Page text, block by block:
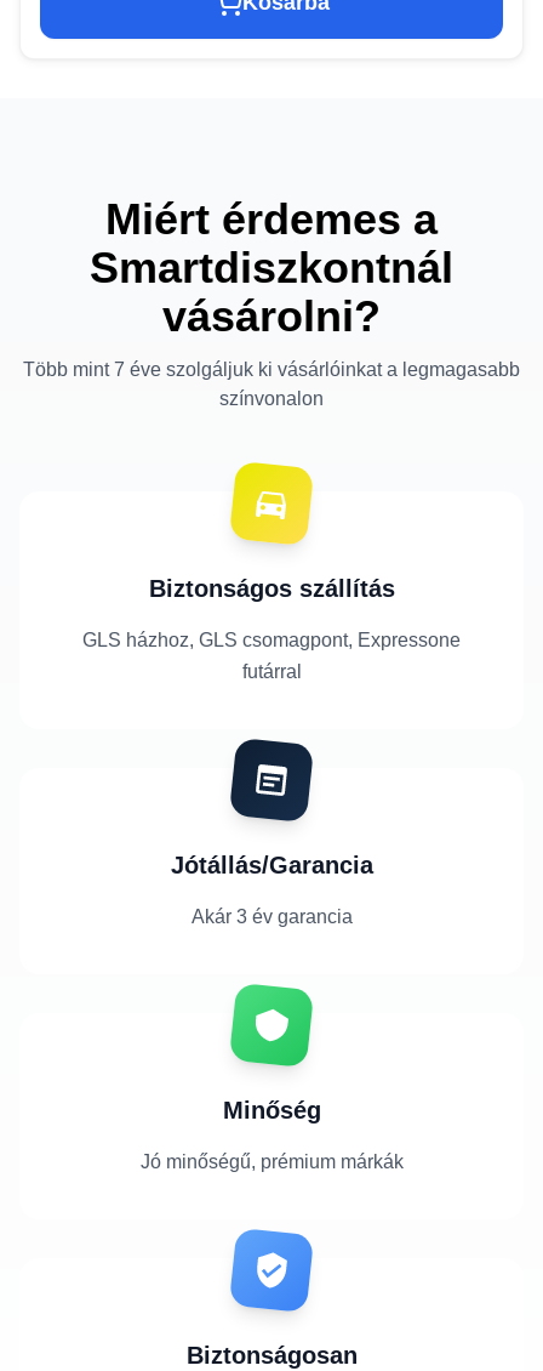
Miért érdemes a
Smartdiszkontnál
vásárolni?
Több mint 7 éve szolgáljuk ki vásárlóinkat a legmagasabb
színvonalon
Biztonságos szállítás
GLS házhoz, GLS csomagpont, Expressone
futárral
Jótállás/Garancia
Akár 3 év garancia
Minőség
Jó minőségű, prémium márkák
Biztonságosan